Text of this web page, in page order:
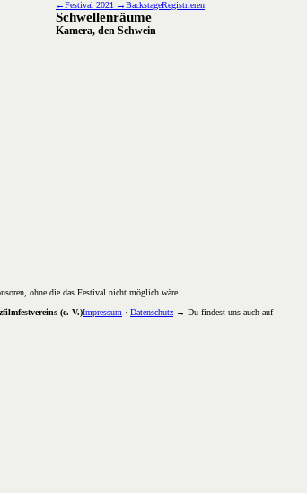
←Festival 2021 →BackstageRegistrieren
Schwellenräume
Kamera, den Schwein
ohne die das Festival nicht möglich wäre.
(e. V.)Impressum · Datenschutz → Du findest uns auch auf